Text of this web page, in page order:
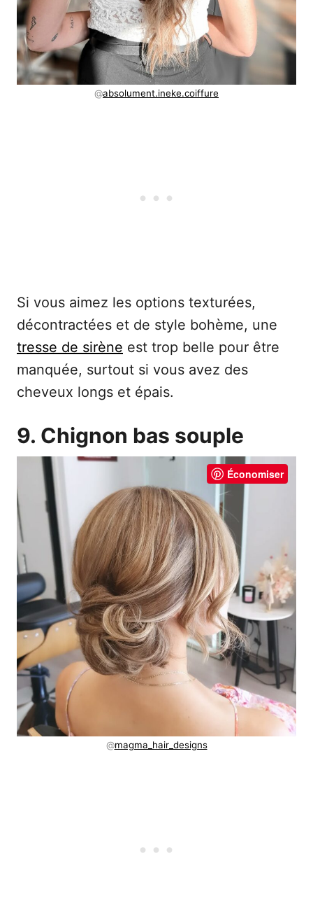
@absolument.ineke.coiffure
Si vous aimez les options texturées,
décontractées et de style bohème, une
tresse de sirène est trop belle pour être
manquée, surtout si vous avez des
cheveux longs et épais.
9. Chignon bas souple
Économiser
@magma_hair_designs